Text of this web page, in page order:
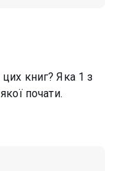
книг? Яка 1 з
почати.